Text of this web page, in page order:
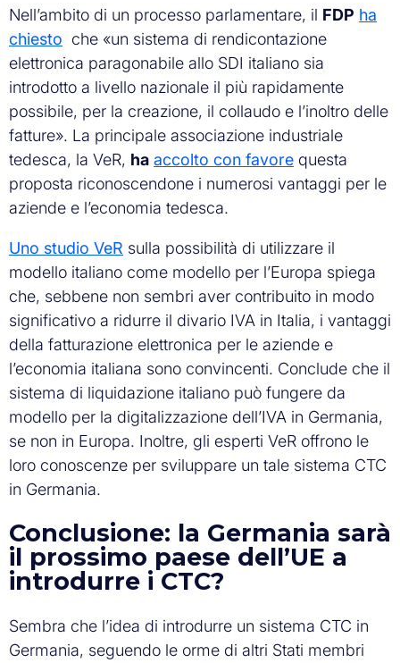
Nell’ambito di un processo parlamentare, il FDP ha
chiesto che «un sistema di rendicontazione
elettronica paragonabile allo SDI italiano sia
introdotto a livello nazionale il più rapidamente
possibile, per la creazione, il collaudo e l’inoltro delle
fatture». La principale associazione industriale
tedesca, la VeR, ha accolto con favore questa
proposta riconoscendone i numerosi vantaggi per le
aziende e l’economia tedesca.
Uno studio VeR sulla possibilità di utilizzare il
modello italiano come modello per l’Europa spiega
che, sebbene non sembri aver contribuito in modo
significativo a ridurre il divario IVA in Italia, i vantaggi
della fatturazione elettronica per le aziende e
l’economia italiana sono convincenti. Conclude che il
sistema di liquidazione italiano può fungere da
modello per la digitalizzazione dell’IVA in Germania,
se non in Europa. Inoltre, gli esperti VeR offrono le
loro conoscenze per sviluppare un tale sistema CTC
in Germania.
Conclusione: la Germania sarà
il prossimo paese dell’UE a
introdurre i CTC?
Sembra che l’idea di introdurre un sistema CTC in
Germania, seguendo le orme di altri Stati membri